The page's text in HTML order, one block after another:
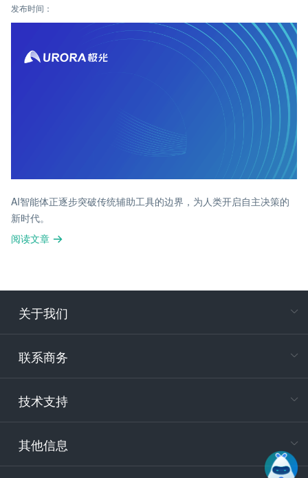
发布时间：
AI智能体正逐步突破传统辅助工具的边界，为人类开启自主决策的
新时代。
阅读文章
关于我们
联系商务
技术支持
其他信息
电
400-
技